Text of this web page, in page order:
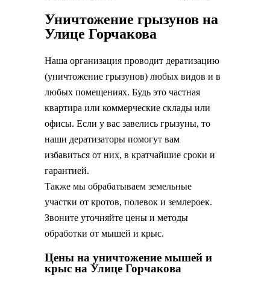
Уничтожение грызунов на
Улице Горчакова
Наша организация проводит дератизацию
(уничтожение грызунов) любых видов и в
любых помещениях. Будь это частная
квартира или коммерческие склады или
офисы. Если у вас завелись грызуны, то
наши дератизаторы помогут вам
избавиться от них, в кратчайшие сроки и
гарантией.
Также мы обрабатываем земельные
участки от кротов, полевок и землероек.
Звоните уточняйте цены и методы
обработки от мышей и крыс.
Цены на уничтожение мышей и
крыс на Улице Горчакова